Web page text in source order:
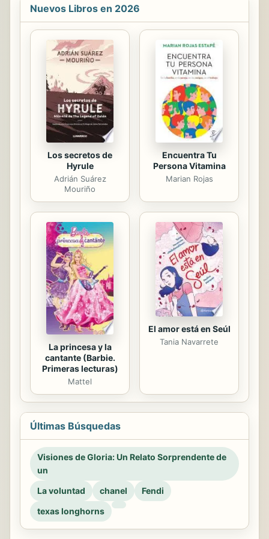
investigar. Lo que experimenta allí
basta para cambiar su vida para
siempre. La joven Apryl llega a
Barrington House procedente de
Estados Unidos. Ha heredado un
apartamento de su misteriosa tía
abuela Lillian, fallecida en extrañas
circunstancias. Se rumorea que
Lillian estaba loca. Pero su diario...
Nuevos Libros en 2026
Los secretos de
Hyrule
Adrián Suárez
Mouriño
Encuentra Tu
Persona Vitamina
Marian Rojas
La princesa y la
cantante (Barbie.
Primeras lecturas)
Mattel
El amor está en Seúl
Tania Navarrete
Últimas Búsquedas
Visiones de Gloria: Un Relato Sorprendente de
un
La voluntad
chanel
Fendi
texas longhorns